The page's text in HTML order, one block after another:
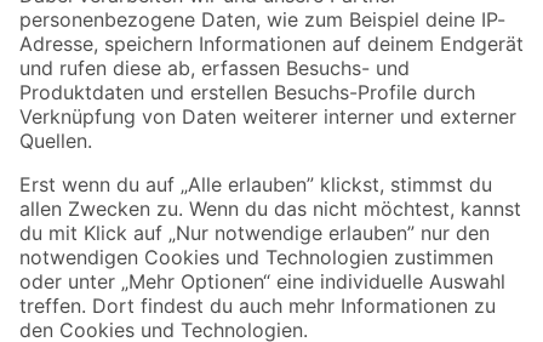
Zahlungsarten Versandarten
Sicher einkaufen
Jetzt die toom-App herunterladen